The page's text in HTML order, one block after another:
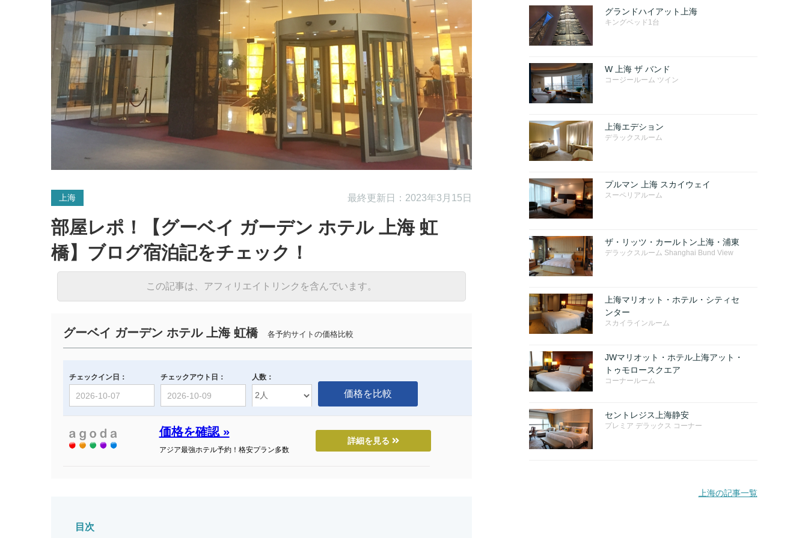
上海 最終更新日：2023年3月15日
部屋レポ！【グーベイ ガーデン ホテル 上海 虹
橋】ブログ宿泊記をチェック！
この記事は、アフィリエイトリンクを含んでいます。
グーベイ ガーデン ホテル 上海 虹橋各予約サイトの価格比較
チェックイン日： チェックアウト日： 人数：
価格を確認 »
アジア最強ホテル予約！格安プラン多数
詳細を見る
目次
グランドハイアット上海
キングベッド1台
W 上海 ザ バンド
コージールーム ツイン
上海エデション
デラックスルーム
プルマン 上海 スカイウェイ
スーペリアルーム
ザ・リッツ・カールトン上海・浦東
デラックスルーム Shanghai Bund View
上海マリオット・ホテル・シティセ
ンター
スカイラインルーム
JWマリオット・ホテル上海アット・
トゥモロースクエア
コーナールーム
セントレジス上海静安
プレミア デラックス コーナー
上海の記事一覧